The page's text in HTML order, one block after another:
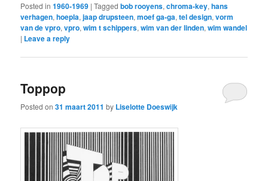
Posted in 1960-1969 |Tagged bob rooyens,chroma-key,hans
verhagen,hoepla,jaap drupsteen,moef ga-ga,tel design,vorm
van de vpro,vpro,wim t schippers,wim van der linden,wim wandel
| Leave a reply
Toppop
Posted on31 maart 2011 by Liselotte Doeswijk